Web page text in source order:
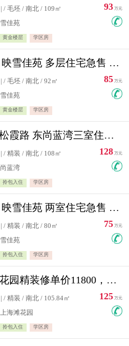
/ 毛坯 / 南北 / 109㎡
佳苑
黄金楼层 学区房
93 万元
福海路 映雪佳苑 多层住宅急售 可公积金贷款
/ 毛坯 / 南北 / 92㎡
佳苑
黄金楼层 学区房
85 万元
河滨路松霞路 东尚蓝湾三室住宅急售
/ 精装 / 南北 / 108㎡
蓝湾
拎包入住 学区房
128 万元
福海路 映雪佳苑 两室住宅急售 可公积金贷款
/ 精装 / 南北 / 80㎡
佳苑
拎包入住 学区房
75 万元
上海滩花园精装修单价11800，价格最低的两居室，无敌视野
/ 精装 / 南北 / 105.84㎡
海滩花园
拎包入住 学区房
125 万元